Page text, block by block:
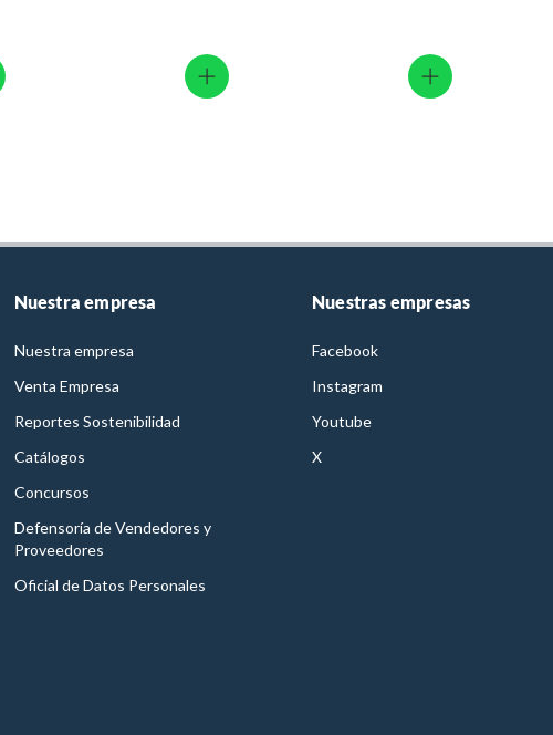
Nuestra empresa
Nuestra empresa
Venta Empresa
Reportes Sostenibilidad
Catálogos
Concursos
Defensoría de Vendedores y
Proveedores
Oficial de Datos Personales
Nuestras empresas
Facebook
Instagram
Youtube
X